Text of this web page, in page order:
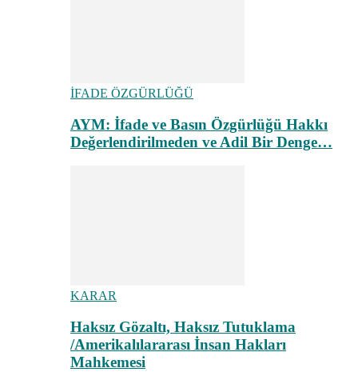
İFADE ÖZGÜRLÜĞÜ
AYM: İfade ve Basın Özgürlüğü Hakkı
Değerlendirilmeden ve Adil Bir Denge…
KARAR
Haksız Gözaltı, Haksız Tutuklama
/Amerikalılararası İnsan Hakları
Mahkemesi